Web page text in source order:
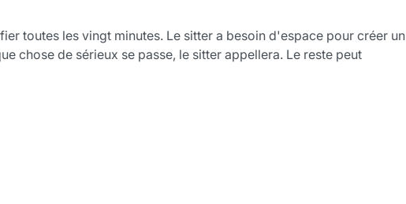
toutes les vingt minutes. Le sitter a besoin d'espace pour créer un
chose de sérieux se passe, le sitter appellera. Le reste peut